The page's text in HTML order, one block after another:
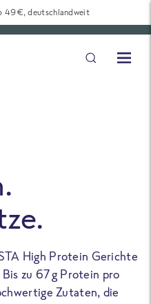
49€, deutschlandweit
High Protein Gerichte
zu 67 g Protein pro
Zutaten, die